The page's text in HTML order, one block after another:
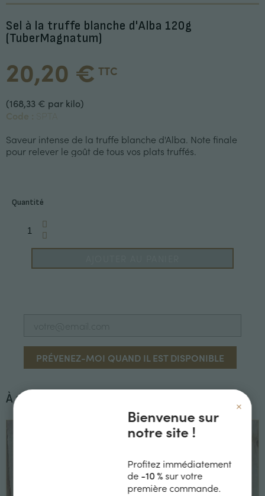
Sel à la truffe blanche d'Alba 120g
(TuberMagnatum)
20,20 € TTC
(168,33 € par kilo)
Saveur intense de la truffe blanche d'Alba. Note finale
pour relever le goût de tous vos plats truffés.
Quantité
PRÉVENEZ-MOI QUAND IL EST DISPONIBLE
À découvrir également ×
Bienvenue sur
notre site !
Profitez immédiatement
de-10 %sur votre
première commande.